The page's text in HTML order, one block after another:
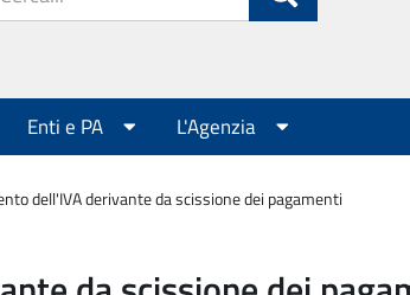
Enti e PA L'Agenzia
dell'IVA derivante da scissione dei pagamenti